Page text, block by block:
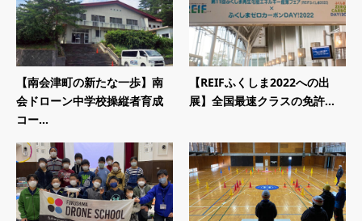
【南会津町の新たな一歩】南
会ドローン中学校操縦者育成
コー...
【REIFふくしま2022への出
展】全国最速クラスの免許...